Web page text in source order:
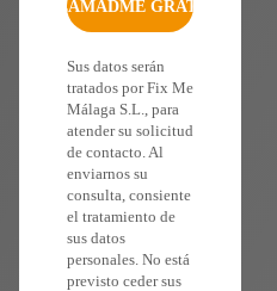
Sus datos serán
tratados por Fix Me
Málaga S.L., para
atender su solicitud
de contacto. Al
enviarnos su
consulta, consiente
el tratamiento de
sus datos
personales. No está
previsto ceder sus